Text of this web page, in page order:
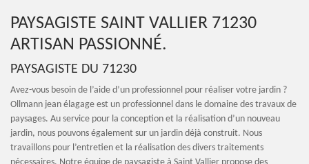
PAYSAGISTE SAINT VALLIER 71230
ARTISAN PASSIONNÉ.
PAYSAGISTE DU 71230
Avez-vous besoin de l’aide d’un professionnel pour réaliser votre jardin ?
Ollmann jean élagage est un professionnel dans le domaine des travaux de
paysages. Au service pour la conception et la réalisation d’un nouveau
jardin, nous pouvons également sur un jardin déjà construit. Nous
travaillons pour l’entretien et la réalisation des divers traitements